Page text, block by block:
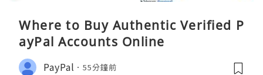
Where to Buy Authentic Verified P
ayPal Accounts Online
PayPal 55分鐘前